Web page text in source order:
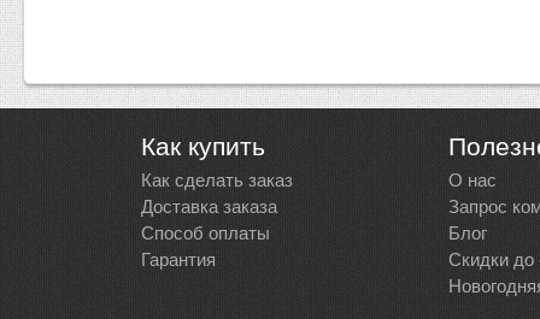
Как купить
Как сделать заказ
Доставка заказа
Способ оплаты
Гарантия
О нас
Запрос
Блог
Скидки до